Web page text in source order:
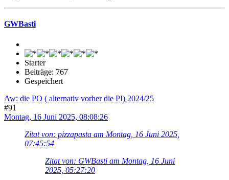
GWBasti
Starter
Beiträge: 767
Gespeichert
Aw: die PO ( alternativ vorher die PI) 2024/25
#91
Montag, 16 Juni 2025, 08:08:26
Zitat von: pizzapasta am Montag, 16 Juni 2025,
07:45:54
Zitat von: GWBasti am Montag, 16 Juni
2025, 05:27:20